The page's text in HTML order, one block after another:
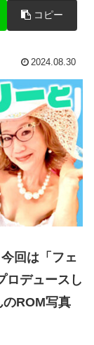
コピー
2024.08.30
回は「フェ
ロデュースし
のROM写真